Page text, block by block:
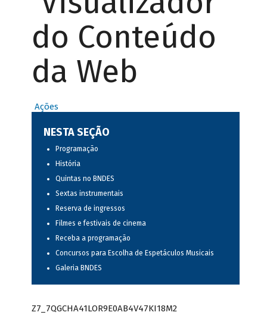
do Conteúdo
da Web
Ações
NESTA SEÇÃO
Programação
História
Quintas no BNDES
Sextas instrumentais
Reserva de ingressos
Filmes e festivais de cinema
Receba a programação
Concursos para Escolha de Espetáculos Musicais
Galeria BNDES
Z7_7QGCHA41LOR9E0AB4V47KI18M2